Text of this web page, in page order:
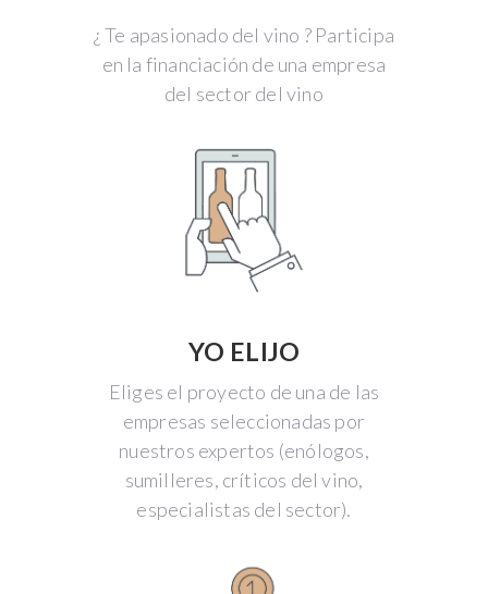
¿ Te apasionado del vino ? Participa
en la financiación de una empresa
del sector del vino
YO ELIJO
Eliges el proyecto de una de las
empresas seleccionadas por
nuestros expertos (enólogos,
sumilleres, críticos del vino,
especialistas del sector).